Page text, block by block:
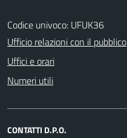
Codice univoco: UFUK36
Ufficio relazioni con il pubblico
Uffici e orari
Numeri utili
CONTATTI D.P.O.